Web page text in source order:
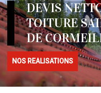
DEVIS
TOITURE
DE
NOS REALISATIONS